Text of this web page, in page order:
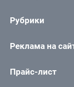
Рубрики
Реклама на
Прайс-лист